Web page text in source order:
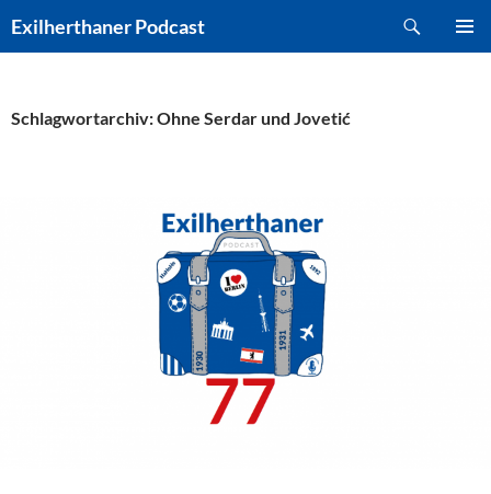
Inhalt
Exilherthaner Podcast
Schlagwortarchiv: Ohne Serdar und Jovetić